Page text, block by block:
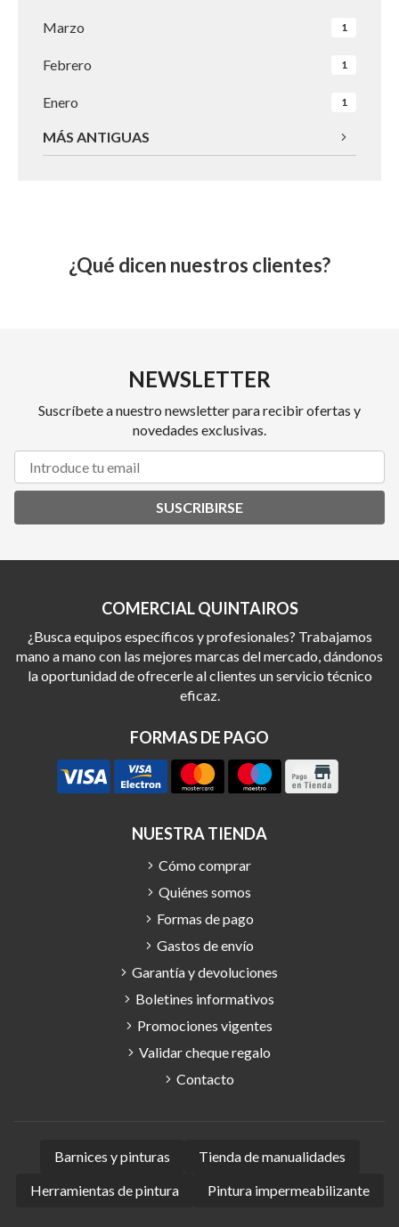
Marzo 1
Febrero 1
Enero 1
MÁS ANTIGUAS
¿Qué dicen nuestros clientes?
NEWSLETTER
Suscríbete a nuestro newsletter para recibir ofertas y
novedades exclusivas.
SUSCRIBIRSE
COMERCIAL QUINTAIROS
¿Busca equipos específicos y profesionales? Trabajamos
mano a mano con las mejores marcas del mercado, dándonos
la oportunidad de ofrecerle al clientes un servicio técnico
eficaz.
FORMAS DE PAGO
NUESTRA TIENDA
Cómo comprar
Quiénes somos
Formas de pago
Gastos de envío
Garantía y devoluciones
Boletines informativos
Promociones vigentes
Validar cheque regalo
Contacto
Barnices y pinturas
Tienda de manualidades
Herramientas de pintura
Pintura impermeabilizante